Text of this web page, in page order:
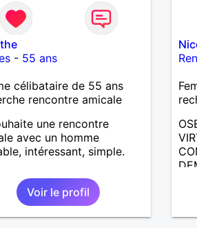
- 55 ans
célibataire de 55 ans
rencontre amicale
une rencontre
avec un homme
intéressant, simple.
Voir le profil